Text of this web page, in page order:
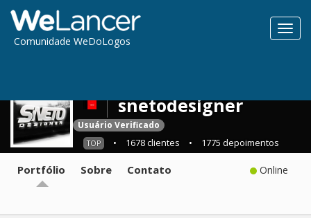
Comunidade WeDoLogos
snetodesigner
Usuário Verificado
TOP • 1678 clientes • 1775 depoimentos
Portfólio Sobre Contato Online